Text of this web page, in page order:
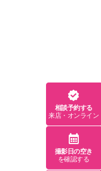
相談予約する
来店・オンライン
撮影日の空き
を確認する